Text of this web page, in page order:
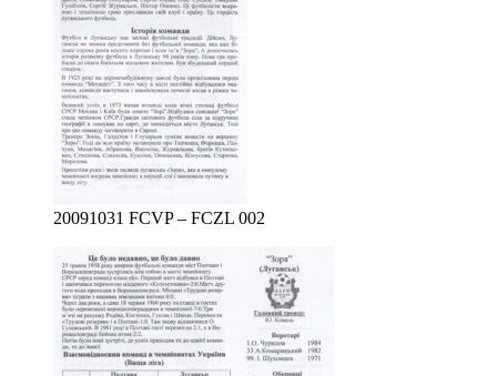
20091031 FCVP – FCZL 002